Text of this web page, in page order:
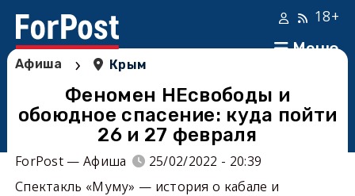
Меню
18+
Афиша › Крым
Феномен НЕсвободы и
обоюдное спасение: куда пойти
26 и 27 февраля
ForPost — Афиша
25/02/2022 - 20:39
Спектакль «Муму» — история о кабале и